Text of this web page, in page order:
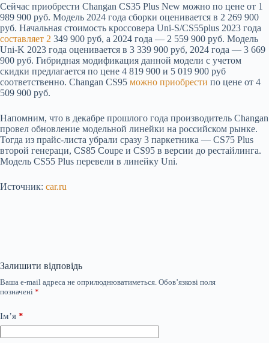
Сейчас приобрести Changan CS35 Plus New можно по цене от 1
989 900 руб. Модель 2024 года сборки оценивается в 2 269 900
руб. Начальная стоимость кроссовера Uni-S/CS55plus 2023 года
составляет 2 349 900 руб, а 2024 года — 2 559 900 руб. Модель
Uni-K 2023 года оценивается в 3 339 900 руб, 2024 года — 3 669
900 руб. Гибридная модификация данной модели с учетом
скидки предлагается по цене 4 819 900 и 5 019 900 руб
соответственно. Changan CS95 можно приобрести по цене от 4
509 900 руб.
Напомним, что в декабре прошлого года производитель Changan
провел обновление модельной линейки на российском рынке.
Тогда из прайс-листа убрали сразу 3 паркетника — CS75 Plus
второй генераци, CS85 Coupe и CS95 в версии до рестайлинга.
Модель CS55 Plus перевели в линейку Uni.
Источник: car.ru
Залишити відповідь
Ваша e-mail адреса не оприлюднюватиметься. Обов’язкові поля
позначені *
Ім’я *